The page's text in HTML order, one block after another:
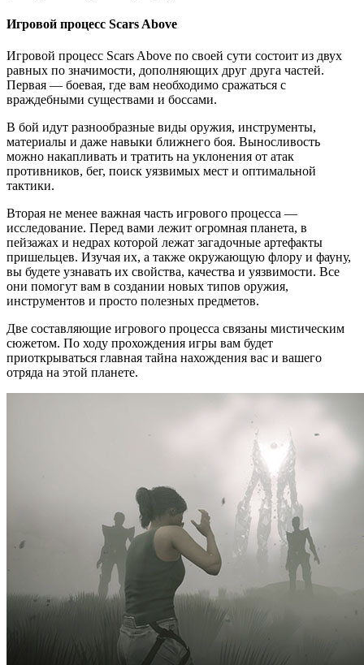
Игровой процесс Scars Above
Игровой процесс Scars Above по своей сути состоит из двух
равных по значимости, дополняющих друг друга частей.
Первая — боевая, где вам необходимо сражаться с
враждебными существами и боссами.
В бой идут разнообразные виды оружия, инструменты,
материалы и даже навыки ближнего боя. Выносливость
можно накапливать и тратить на уклонения от атак
противников, бег, поиск уязвимых мест и оптимальной
тактики.
Вторая не менее важная часть игрового процесса —
исследование. Перед вами лежит огромная планета, в
пейзажах и недрах которой лежат загадочные артефакты
пришельцев. Изучая их, а также окружающую флору и фауну,
вы будете узнавать их свойства, качества и уязвимости. Все
они помогут вам в создании новых типов оружия,
инструментов и просто полезных предметов.
Две составляющие игрового процесса связаны мистическим
сюжетом. По ходу прохождения игры вам будет
приоткрываться главная тайна нахождения вас и вашего
отряда на этой планете.